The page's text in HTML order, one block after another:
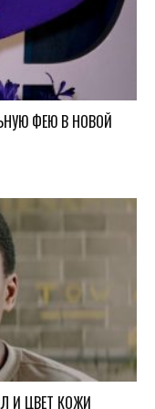
ФЕЮ В НОВОЙ
И ЦВЕТ КОЖИ